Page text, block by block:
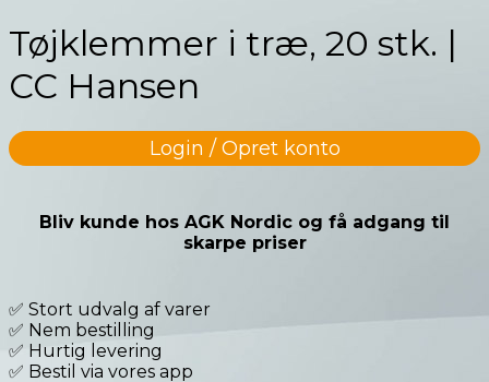
Tøjklemmer i træ, 20 stk. |
CC Hansen
Login / Opret konto
Bliv kunde hos AGK Nordic og få adgang til
skarpe priser
✅ Stort udvalg af varer
✅ Nem bestilling
✅ Hurtig levering
✅ Bestil via vores app